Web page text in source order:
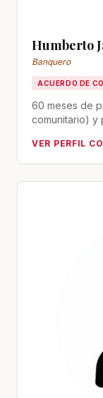
Humberto
Banquero
ACUERDO DE
60 meses de
comunitario) y
VER PERFIL